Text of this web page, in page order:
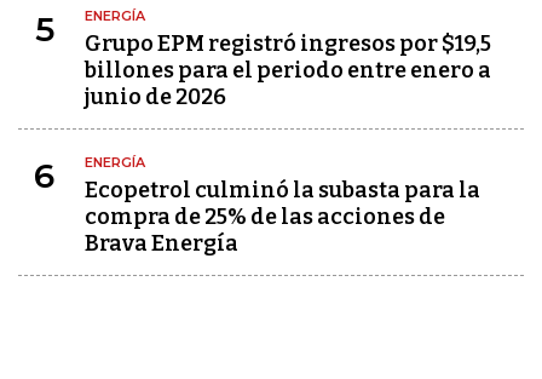
5 ENERGÍA
Grupo EPM registró ingresos por $19,5
billones para el periodo entre enero a
junio de 2026
6 ENERGÍA
Ecopetrol culminó la subasta para la
compra de 25% de las acciones de
Brava Energía